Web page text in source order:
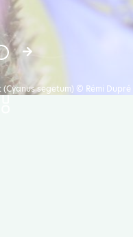
(Cyanus segetum) © Rémi Dupré